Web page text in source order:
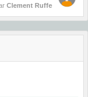
Clement Ruffe